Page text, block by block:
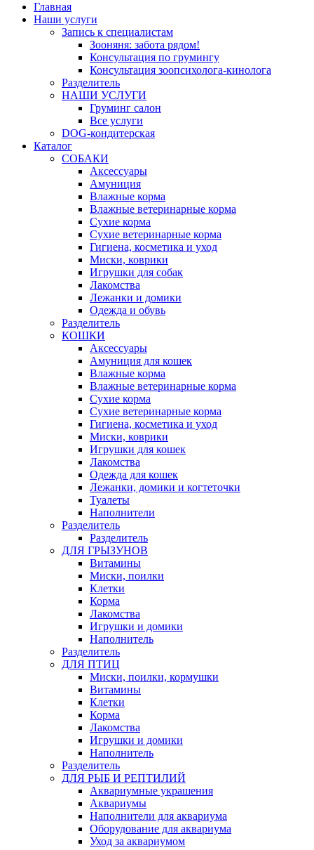
Главная
Наши услуги
Запись к специалистам
Зооняня: забота рядом!
Консультация по грумингу
Консультация зоопсихолога-кинолога
Pазделитель
НАШИ УСЛУГИ
Груминг салон
Все услуги
DOG-кондитерская
Каталог
СОБАКИ
Аксессуары
Амуниция
Влажные корма
Влажные ветеринарные корма
Сухие корма
Сухие ветеринарные корма
Гигиена, косметика и уход
Миски, коврики
Игрушки для собак
Лакомства
Лежанки и домики
Одежда и обувь
Разделитель
КОШКИ
Аксессуары
Амуниция для кошек
Влажные корма
Влажные ветеринарные корма
Сухие корма
Сухие ветеринарные корма
Гигиена, косметика и уход
Миски, коврики
Игрушки для кошек
Лакомства
Одежда для кошек
Лежанки, домики и когтеточки
Туалеты
Наполнители
Pазделитель
Разделитель
ДЛЯ ГРЫЗУНОВ
Витамины
Миски, поилки
Клетки
Корма
Лакомства
Игрушки и домики
Наполнитель
Разделитель
ДЛЯ ПТИЦ
Миски, поилки, кормушки
Витамины
Клетки
Корма
Лакомства
Игрушки и домики
Наполнитель
Разделитель
ДЛЯ РЫБ И РЕПТИЛИЙ
Аквариумные украшения
Аквариумы
Наполнители для аквариума
Оборудование для аквариума
Уход за аквариумом